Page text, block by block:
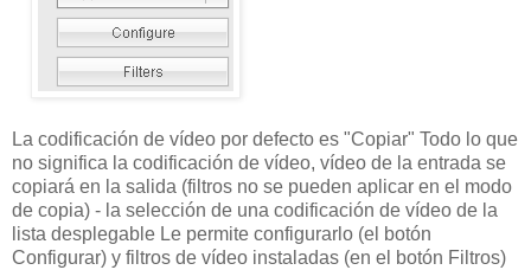
La codificación de vídeo por defecto es "Copiar" Todo lo que
no significa la codificación de vídeo, vídeo de la entrada se
copiará en la salida (filtros no se pueden aplicar en el modo
de copia) - la selección de una codificación de vídeo de la
lista desplegable Le permite configurarlo (el botón
Configurar) y filtros de vídeo instaladas (en el botón Filtros)